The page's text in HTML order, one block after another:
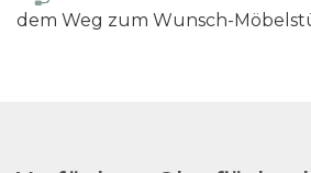
dem Weg zum Wunsch-